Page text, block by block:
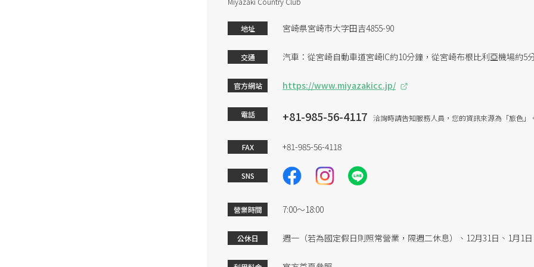
地址 宮崎県宮崎市大字田吉4855-90
交通 汽車：從宮崎自動車道宮崎IC約10分鐘，從宮崎布根比利亞機場約5
官方網站 https://www.miyazakicc.jp/
電話 +81-985-56-4117 洽詢時請告知服務人員，您的資訊來源為「旅色」
FAX +81-985-56-4118
SNS
營業時間 7:00～18:00
公休日 週一（若為國定假日則照常營業，隔週二休息）、12月31日、1月1日